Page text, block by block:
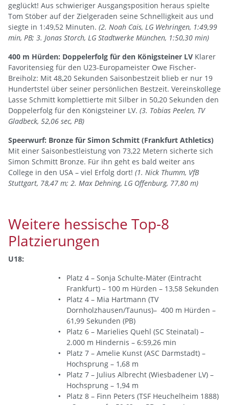
geglückt! Aus schwieriger Ausgangsposition heraus spielte
Tom Stöber auf der Zielgeraden seine Schnelligkeit aus und
siegte in 1:49,52 Minuten. (2. Noah Cais, LG Wehringen, 1:49,99
min, PB; 3. Jonas Storch, LG Stadtwerke München, 1:50,30 min)
400 m Hürden: Doppelerfolg für den Königsteiner LV Klarer
Favoritensieg für den U23-Europameister Owe Fischer-
Breiholz: Mit 48,20 Sekunden Saisonbestzeit blieb er nur 19
Hundertstel über seiner persönlichen Bestzeit. Vereinskollege
Lasse Schmitt komplettierte mit Silber in 50,20 Sekunden den
Doppelerfolg für den Königsteiner LV. (3. Tobias Peelen, TV
Gladbeck, 52,06 sec, PB)
Speerwurf: Bronze für Simon Schmitt (Frankfurt Athletics)
Mit einer Saisonbestleistung von 73,22 Metern sicherte sich
Simon Schmitt Bronze. Für ihn geht es bald weiter ans
College in den USA – viel Erfolg dort! (1. Nick Thumm, VfB
Stuttgart, 78,47 m; 2. Max Dehning, LG Offenburg, 77,80 m)
Weitere hessische Top-8
Platzierungen
U18:
Platz 4 – Sonja Schulte-Mäter (Eintracht
Frankfurt) – 100 m Hürden – 13,58 Sekunden
Platz 4 – Mia Hartmann (TV
Dornholzhausen/Taunus)– 400 m Hürden –
61,99 Sekunden (PB)
Platz 6 – Marielies Quehl (SC Steinatal) –
2.000 m Hindernis – 6:59,26 min
Platz 7 – Amelie Kunst (ASC Darmstadt) –
Hochsprung – 1,68 m
Platz 7 – Julius Albrecht (Wiesbadener LV) –
Hochsprung – 1,94 m
Platz 8 – Finn Peters (TSF Heuchelheim 1888)